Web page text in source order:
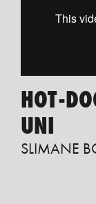
HOT-
UNI
SLIMANE